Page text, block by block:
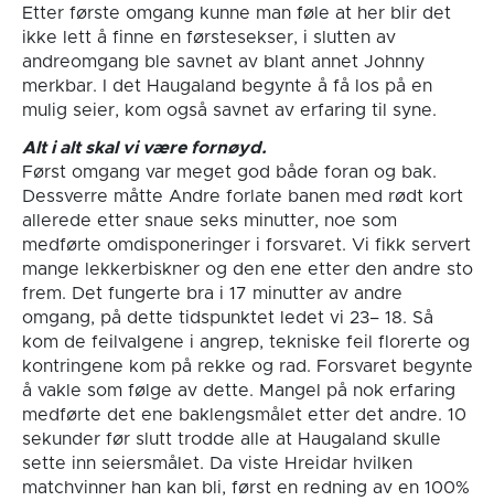
Etter første omgang kunne man føle at her blir det
ikke lett å finne en førstesekser, i slutten av
andreomgang ble savnet av blant annet Johnny
merkbar. I det Haugaland begynte å få los på en
mulig seier, kom også savnet av erfaring til syne.
Alt i alt skal vi være fornøyd.
Først omgang var meget god både foran og bak.
Dessverre måtte Andre forlate banen med rødt kort
allerede etter snaue seks minutter, noe som
medførte omdisponeringer i forsvaret. Vi fikk servert
mange lekkerbiskner og den ene etter den andre sto
frem. Det fungerte bra i 17 minutter av andre
omgang, på dette tidspunktet ledet vi 23– 18. Så
kom de feilvalgene i angrep, tekniske feil florerte og
kontringene kom på rekke og rad. Forsvaret begynte
å vakle som følge av dette. Mangel på nok erfaring
medførte det ene baklengsmålet etter det andre. 10
sekunder før slutt trodde alle at Haugaland skulle
sette inn seiersmålet. Da viste Hreidar hvilken
matchvinner han kan bli, først en redning av en 100%